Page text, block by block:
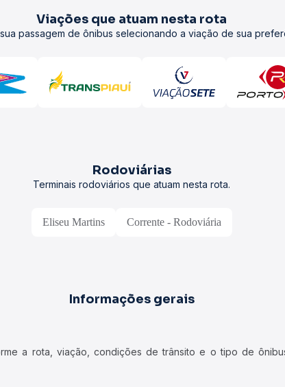
Viações que atuam nesta rota
passagem de ônibus selecionando a viação de sua
Rodoviárias
Terminais rodoviários que atuam nesta rota.
Eliseu Martins Corrente - Rodoviária
Informações gerais
a rota, viação, condições de trânsito e o tipo de